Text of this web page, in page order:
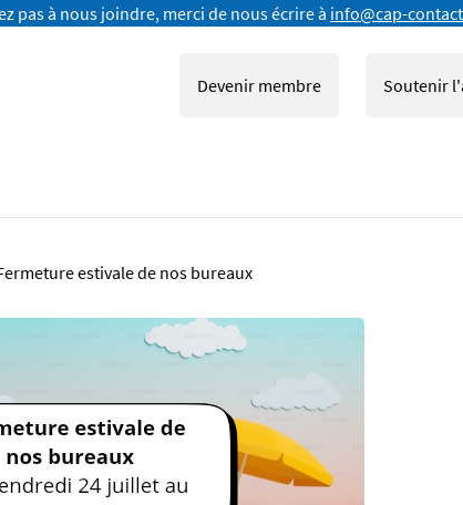
pas à nous joindre, merci de nous écrire à info@cap-
Devenir membre Soutenir
estivale de nos bureaux